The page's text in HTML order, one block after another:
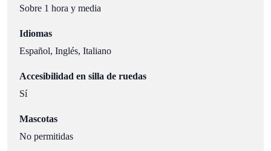
Sobre 1 hora y media
Idiomas
Español, Inglés, Italiano
Accesibilidad en silla de ruedas
Sí
Mascotas
No permitidas